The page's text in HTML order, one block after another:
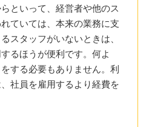
といって、経営者や他のス
ていては、本来の業務に支
スタッフがいないときは、
るほうが便利です。何よ
する必要もありません。利
社員を雇用するより経費を